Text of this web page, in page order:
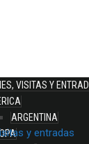
VISITAS Y
ARGENTINA
y entradas